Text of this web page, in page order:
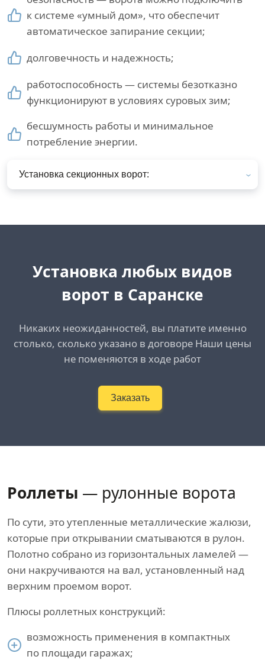
к системе «умный дом», что обеспечит
автоматическое запирание секции;
долговечность и надежность;
работоспособность — системы безотказно
функционируют в условиях суровых зим;
бесшумность работы и минимальное
потребление энергии.
Установка секционных ворот:
Установка любых видов
ворот в Саранске
Никаких неожиданностей, вы платите именно
столько, сколько указано в договоре Наши цены
не поменяются в ходе работ
Заказать
Роллеты — рулонные ворота
По сути, это утепленные металлические жалюзи,
которые при открывании сматываются в рулон.
Полотно собрано из горизонтальных ламелей —
они накручиваются на вал, установленный над
верхним проемом ворот.
Плюсы роллетных конструкций:
возможность применения в компактных
по площади гаражах;